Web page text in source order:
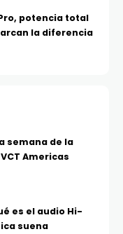
potencia total
la diferencia
semana de la
Americas
es el audio Hi-
suena